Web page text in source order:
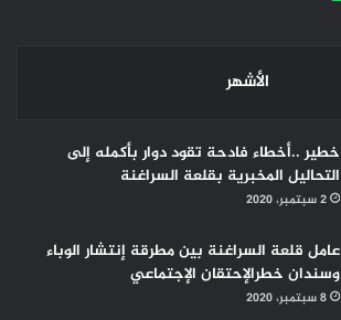
الأشهر
خطير ..أخطاء فادحة تقود دوار بأكمله إلى
التحاليل المخبرية بقلعة السراغنة
2 سبتمبر، 2020
عامل قلعة السراغنة بين مطرقة إنتشار الوباء
وسندان خطرالإحتقان الإجتماعي
8 سبتمبر، 2020